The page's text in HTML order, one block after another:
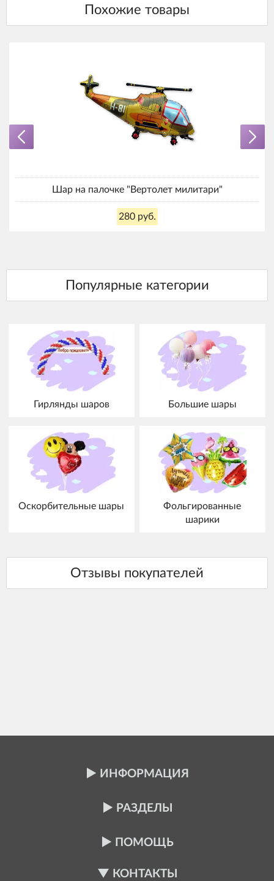
Шар на палочке "Вертолет милитари"
280 руб.
Гирлянды шаров Большие шары
Оскорбительные шары
Фольгированные
шарики
ИНФОРМАЦИЯ
РАЗДЕЛЫ
ПОМОЩЬ
КОНТАКТЫ